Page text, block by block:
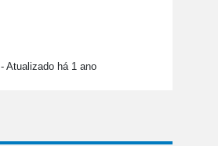
- Atualizado há 1 ano